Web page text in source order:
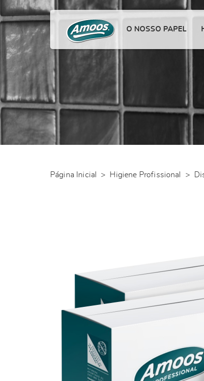
O NOSSO PAPEL
Página Inicial > Higiene Profissional >